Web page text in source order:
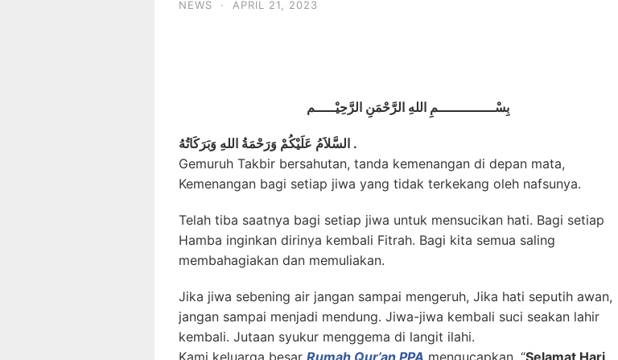
NEWS · APRIL 21, 2023
بِسْــــــــــــــمِ اللهِ الرَّحْمَنِ الرَّحِيْـــــم
السَّلاَمُ عَلَيْكُمْ وَرَحْمَةُ اللهِ وَبَرَكَاتُهُ .
Gemuruh Takbir bersahutan, tanda kemenangan di depan mata,
Kemenangan bagi setiap jiwa yang tidak terkekang oleh nafsunya.
Telah tiba saatnya bagi setiap jiwa untuk mensucikan hati. Bagi setiap
Hamba inginkan dirinya kembali Fitrah. Bagi kita semua saling
membahagiakan dan memuliakan.
Jika jiwa sebening air jangan sampai mengeruh, Jika hati seputih awan,
jangan sampai menjadi mendung. Jiwa-jiwa kembali suci seakan lahir
kembali. Jutaan syukur menggema di langit ilahi.
Kami keluarga besar Rumah Qur’an PPA mengucapkan, “Selamat Hari